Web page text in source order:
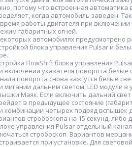
потому что встроенная
когда автомобиль заведен.
работы двигателя при включении
габаритных огней.
автомобилях предусмотрено
блока управления Pulsar и
FlowShift блока управления
включении указателя поворота
поворота снова зажгутся белые
мигании дальним светом, LED модули
Маяк. Если включить дальний
в предыдущее состояние
комбинации четырех подряд вспышек
стробоскопа на 15 секунд,
управления Pulsar отдельный
стробоскоп. Вариантов
при установке. Для